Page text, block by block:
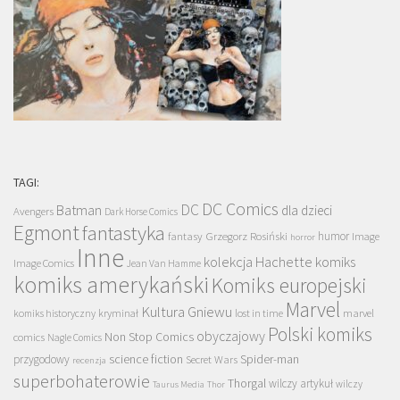
TAGI:
Avengers Batman Dark Horse Comics DC DC Comics dla dzieci
Egmontfantastyka fantasy Grzegorz Rosiński horror humor Image
Image Comics Inne Jean Van Hamme kolekcja Hachette komiks
komiks amerykański Komiks europejski
komiks historyczny kryminał Kultura Gniewu lost in time Marvel marvel
comics Nagle Comics Non Stop Comics obyczajowy Polski komiks
przygodowy recenzja science fiction Secret Wars Spider-man
superbohaterowie Taurus Media Thor Thorgalwilczy artykuł wilczy